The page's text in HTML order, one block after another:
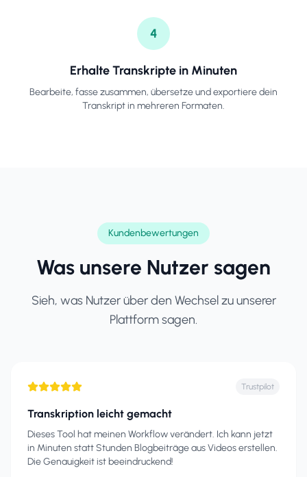
4
Erhalte Transkripte in Minuten
Bearbeite, fasse zusammen, übersetze und exportiere dein
Transkript in mehreren Formaten.
Kundenbewertungen
Was unsere Nutzer sagen
Sieh, was Nutzer über den Wechsel zu unserer
Plattform sagen.
Trustpilot
Transkription leicht gemacht
Dieses Tool hat meinen Workflow verändert. Ich kann jetzt
in Minuten statt Stunden Blogbeiträge aus Videos erstellen.
Die Genauigkeit ist beeindruckend!